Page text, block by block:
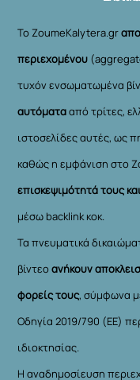
Το ZoumeKalytera.gr
περιεχομένου
τυχόν ενσωματωμένα
αυτόματααπό τρίτες,
ιστοσελίδες αυτές, ως
καθώς η εμφάνιση στο
επισκεψιμότητά τους
μέσω backlink κοκ.
Τα πνευματικά
βίντεοανήκουν
φορείς τους, σύμφωνα
Οδηγία 2019/790 (ΕΕ)
ιδιοκτησίας.
Η αναδημοσίευση